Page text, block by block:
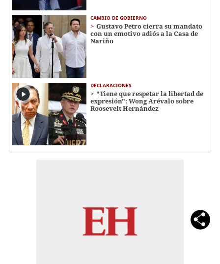
CAMBIO DE GOBIERNO
Gustavo Petro cierra su mandato
con un emotivo adiós a la Casa de
Nariño
DECLARACIONES
"Tiene que respetar la libertad de
expresión": Wong Arévalo sobre
Roosevelt Hernández